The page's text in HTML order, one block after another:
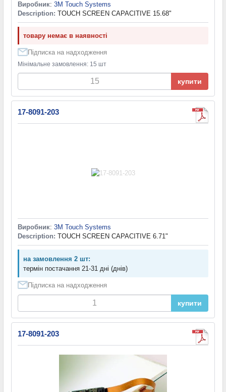
Виробник: 3M Touch Systems
Description: TOUCH SCREEN CAPACITIVE 15.68"
товару немає в наявності
Підписка на надходження
Мінімальне замовлення: 15 шт
купити
17-8091-203
Виробник: 3M Touch Systems
Description: TOUCH SCREEN CAPACITIVE 6.71"
на замовлення 2 шт:
термін постачання 21-31 дні (днів)
Підписка на надходження
купити
17-8091-203